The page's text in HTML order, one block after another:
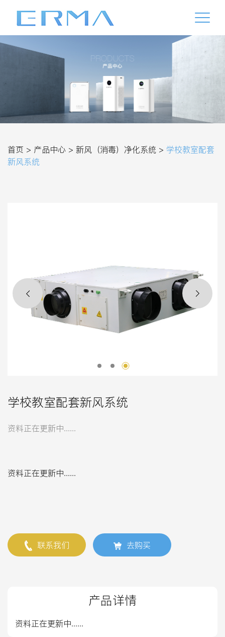
首页 > 产品中心 > 新风（消毒）净化系统 > 学校教室配套
新风系统
学校教室配套新风系统
资料正在更新中......
资料正在更新中......
联系我们 去购买
产品详情
资料正在更新中......